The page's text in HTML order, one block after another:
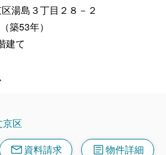
湯島３丁目２８－２
築53年）
建て
京区
mail資料請求 article物件詳細